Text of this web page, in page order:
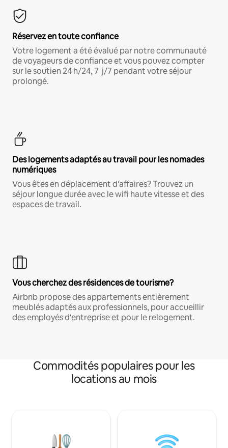
Réservez en toute confiance
Votre logement a été évalué par notre communauté
de voyageurs de confiance et vous pouvez compter
sur le soutien 24 h/24, 7 j/7 pendant votre séjour
prolongé.
Des logements adaptés au travail pour les nomades
numériques
Vous êtes en déplacement d'affaires? Trouvez un
séjour longue durée avec le wifi haute vitesse et des
espaces de travail.
Vous cherchez des résidences de tourisme?
Airbnb propose des appartements entièrement
meublés adaptés aux professionnels, pour accueillir
des employés d'entreprise et pour le relogement.
Commodités populaires pour les
locations au mois